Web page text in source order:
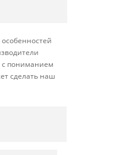
с пониманием
сделать наш